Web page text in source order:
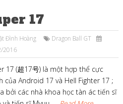
17
Đình Hoàng
Dragon Ball GT
2016
17 (超17号) là một hợp thể cực
của Android 17 và Hell Fighter 17 ;
bởi các nhà khoa học tàn ác tiến sĩ